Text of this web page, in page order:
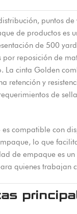
puntos
de productos es
de 500
por reposición de
La cinta Golden
retención y
de
compatible con
lo que
de empaque es un
quienes trabajan